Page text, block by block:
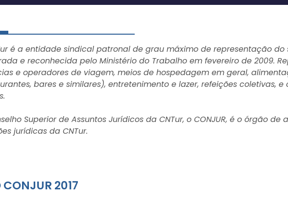
é a entidade sindical patronal de grau máximo de representação do
e reconhecida pelo Ministério do Trabalho em fevereiro de 2009.
e operadores de viagem, meios de hospedagem em geral,
bares e similares), entretenimento e lazer, refeições coletivas,
Superior de Assuntos Jurídicos da CNTur, o CONJUR, é o órgão
jurídicas da CNTur.
CONJUR 2017